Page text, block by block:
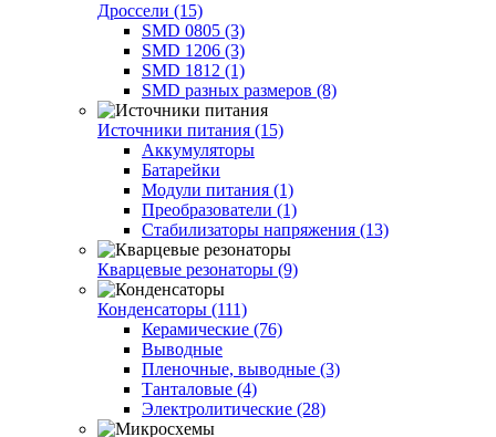
Дроссели (15)
SMD 0805 (3)
SMD 1206 (3)
SMD 1812 (1)
SMD разных размеров (8)
Источники питания (15)
Аккумуляторы
Батарейки
Модули питания (1)
Преобразователи (1)
Стабилизаторы напряжения (13)
Кварцевые резонаторы (9)
Конденсаторы (111)
Керамические (76)
Выводные
Пленочные, выводные (3)
Танталовые (4)
Электролитические (28)